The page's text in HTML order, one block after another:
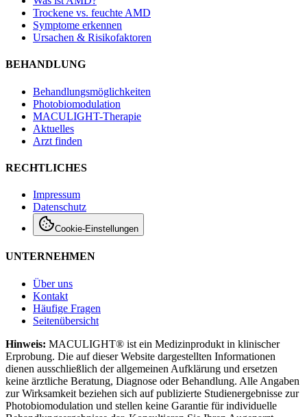
Trockene vs. feuchte AMD
Symptome erkennen
Ursachen & Risikofaktoren
BEHANDLUNG
Behandlungsmöglichkeiten
Photobiomodulation
MACULIGHT-Therapie
Aktuelles
Arzt finden
RECHTLICHES
Impressum
Datenschutz
Cookie-Einstellungen
UNTERNEHMEN
Über uns
Kontakt
Häufige Fragen
Seitenübersicht
Hinweis: MACULIGHT® ist ein Medizinprodukt in klinischer
Erprobung. Die auf dieser Website dargestellten Informationen
dienen ausschließlich der allgemeinen Aufklärung und ersetzen
keine ärztliche Beratung, Diagnose oder Behandlung. Alle Angaben
zur Wirksamkeit beziehen sich auf publizierte Studienergebnisse zur
Photobiomodulation und stellen keine Garantie für individuelle